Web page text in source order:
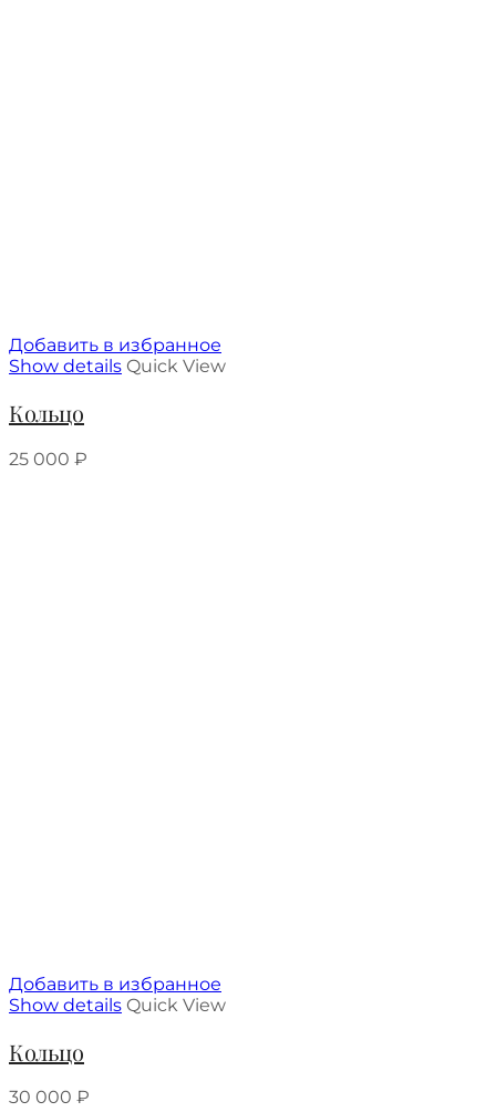
Добавить в избранное
Show details Quick View
Кольцо
25 000 ₽
Добавить в избранное
Show details Quick View
Кольцо
30 000 ₽